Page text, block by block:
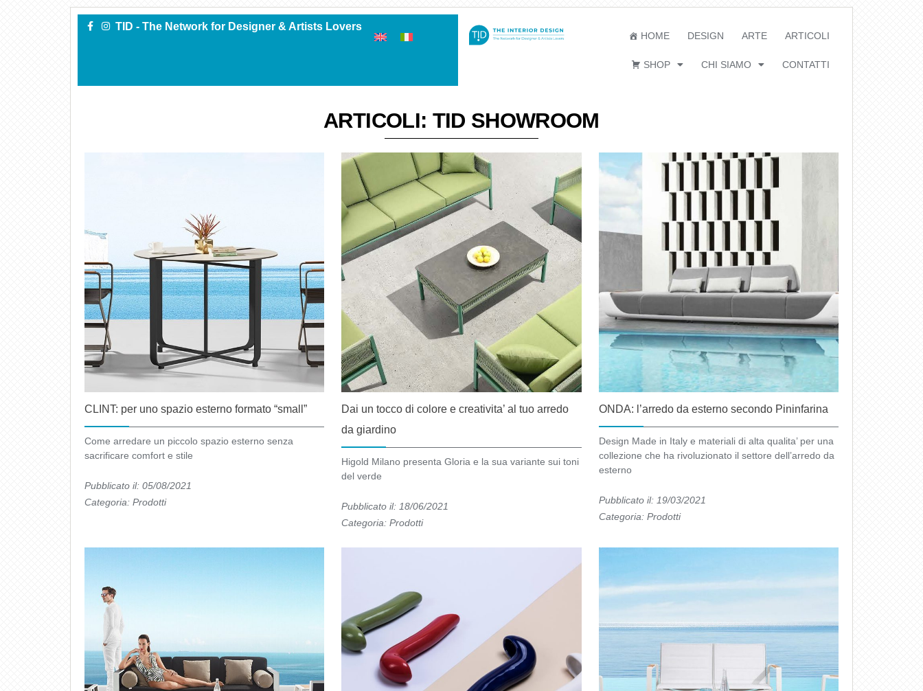
TID - The Network for Designer & Artists Lovers
HOME DESIGN ARTE ARTICOLI
SHOP CHI SIAMO CONTATTI
ARTICOLI: TID SHOWROOM
CLINT: per uno spazio esterno formato “small”
Come arredare un piccolo spazio esterno senza
sacrificare comfort e stile
Pubblicato il: 05/08/2021
Categoria: Prodotti
Dai un tocco di colore e creativita’ al tuo arredo
da giardino
Higold Milano presenta Gloria e la sua variante sui toni
del verde
Pubblicato il: 18/06/2021
Categoria:Prodotti
ONDA: l’arredo da esterno secondo Pininfarina
Design Made in Italy e materiali di alta qualita’ per una
collezione che ha rivoluzionato il settore dell’arredo da
esterno
Pubblicato il: 19/03/2021
Categoria: Prodotti